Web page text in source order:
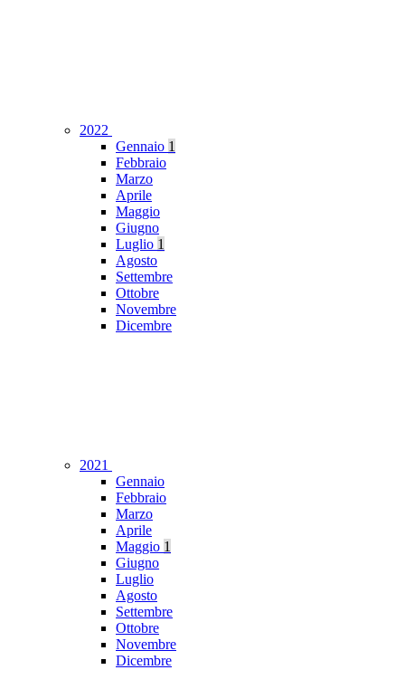
2022
Gennaio 1
Febbraio
Marzo
Aprile
Maggio
Giugno
Luglio 1
Agosto
Settembre
Ottobre
Novembre
Dicembre
2021
Gennaio
Febbraio
Marzo
Aprile
Maggio 1
Giugno
Luglio
Agosto
Settembre
Ottobre
Novembre
Dicembre